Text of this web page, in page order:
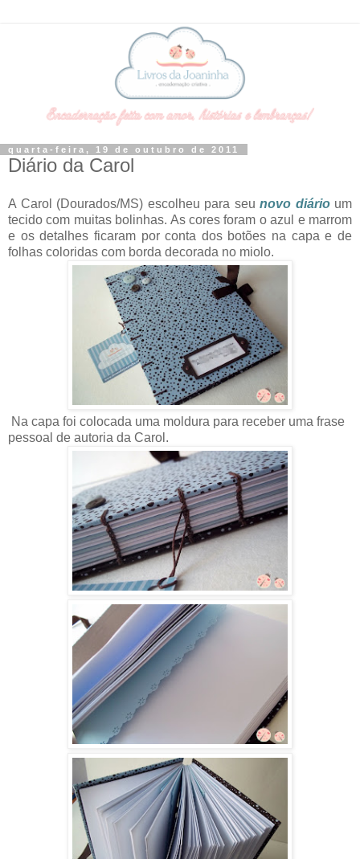
quarta-feira, 19 de outubro de 2011
Diário da Carol
A Carol (Dourados/MS) escolheu para seu novo diárioum
tecido com muitas bolinhas. As cores foram o azul e marrom
e os detalhes ficaram por conta dos botões na capa e de
folhas coloridas com borda decorada no miolo.
Na capa foi colocada uma moldura para receber uma frase
pessoal de autoria da Carol.